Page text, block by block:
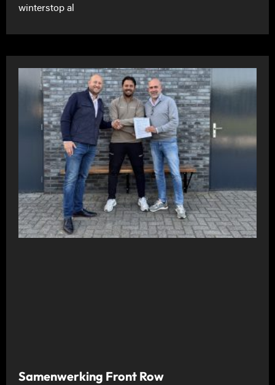
winterstop al
Samenwerking Front Row